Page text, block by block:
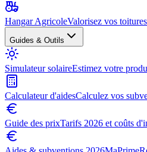
Hangar AgricoleValorisez vos
Guides & Outils
Simulateur solaireEstimez votre
Calculateur d'aidesCalculez vos
Guide des prixTarifs 2026 et coûts